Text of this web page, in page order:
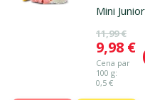
Mini
Oriģinālā
11,99 €
Cena
9,98 €
Cena par
100 g:
0,5 €